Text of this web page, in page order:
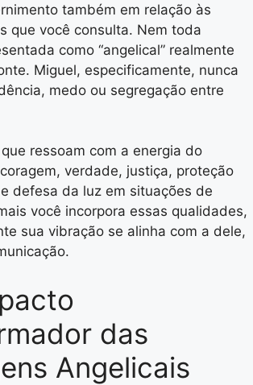
também em relação às
que você consulta. Nem toda
como “angelical” realmente
Miguel, especificamente, nunca
medo ou segregação entre
ressoam com a energia do
verdade, justiça, proteção
defesa da luz em situações de
você incorpora essas qualidades,
sua vibração se alinha com a dele,
das
Angelicais